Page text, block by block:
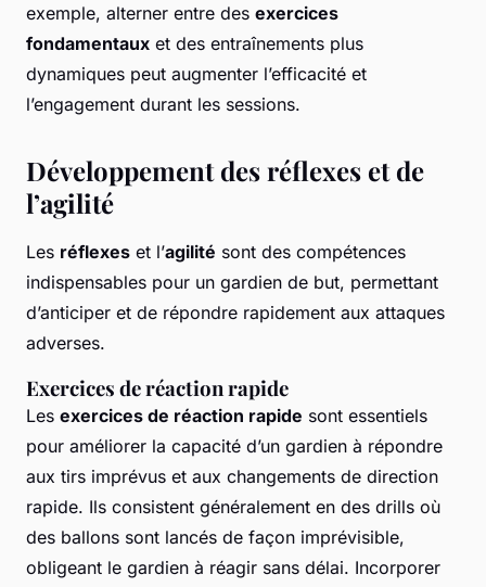
exemple, alterner entre des exercices
fondamentaux et des entraînements plus
dynamiques peut augmenter l’efficacité et
l’engagement durant les sessions.
Développement des réflexes et de
l’agilité
Les réflexes et l’agilité sont des compétences
indispensables pour un gardien de but, permettant
d’anticiper et de répondre rapidement aux attaques
adverses.
Exercices de réaction rapide
Les exercices de réaction rapide sont essentiels
pour améliorer la capacité d’un gardien à répondre
aux tirs imprévus et aux changements de direction
rapide. Ils consistent généralement en des drills où
des ballons sont lancés de façon imprévisible,
obligeant le gardien à réagir sans délai. Incorporer